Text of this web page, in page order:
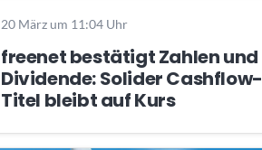
20 März um 11:04 Uhr
freenet bestätigt Zahlen und
Dividende: Solider Cashflow-
Titel bleibt auf Kurs